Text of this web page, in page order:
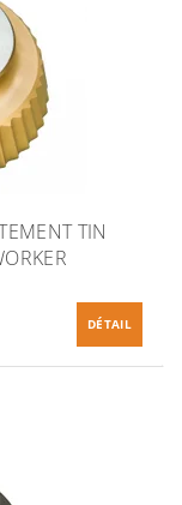
TIN
DÉTAIL